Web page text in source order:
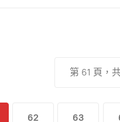
第 61 頁，
62 63